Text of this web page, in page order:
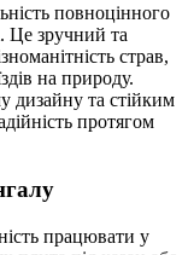
повноцінного
Це зручний та
страв,
на природу.
дизайну та стійким
протягом
працювати у